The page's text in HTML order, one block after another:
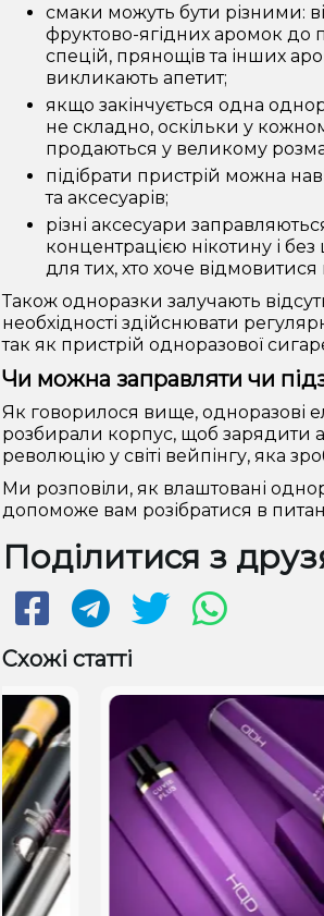
смаки можуть бути різними:
фруктово-ягідних аромок до
спецій, прянощів та інших
викликають апетит;
якщо закінчується одна
не складно, оскільки у
продаються у великому
підібрати пристрій можна
та аксесуарів;
різні аксесуари
концентрацією нікотину і
для тих, хто хоче відмовитися
Також одноразки залучають
необхідності здійснювати
так як пристрій одноразової
Чи можна заправляти чи
Як говорилося вище, одноразові
розбирали корпус, щоб зарядити
революцію у світі вейпінгу, яка
Ми розповіли, як влаштовані
допоможе вам розібратися в
Поділитися з
Схожі статті